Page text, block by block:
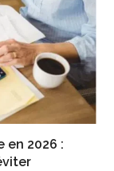
en 2026 :